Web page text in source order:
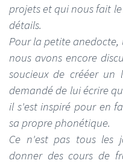
projets et qui nous fait
détails.
Pour la petite
nous avons encore
soucieux de crééer
demandé de lui écrire
il s'est inspiré pour en
sa propre phonétique.
Ce n'est pas tous les
donner des cours de